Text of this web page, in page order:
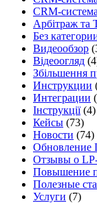
CRM-система
Арбітраж та
Без
Видеообзор
Відеоогляд
Збільшення
Инструкции
Интеграции
Інструкції(4)
Кейсы (73)
Новости (74)
Обновление
Отзывы о
Повышение
Полезные
Услуги (7)